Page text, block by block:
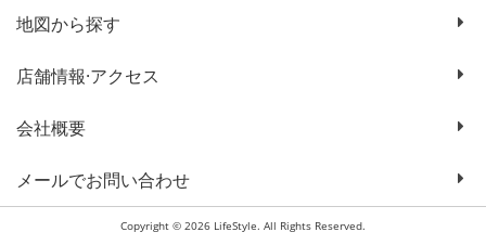
地図から探す
店舗情報·アクセス
会社概要
メールでお問い合わせ
Copyright © 2026 LifeStyle. All Rights Reserved.